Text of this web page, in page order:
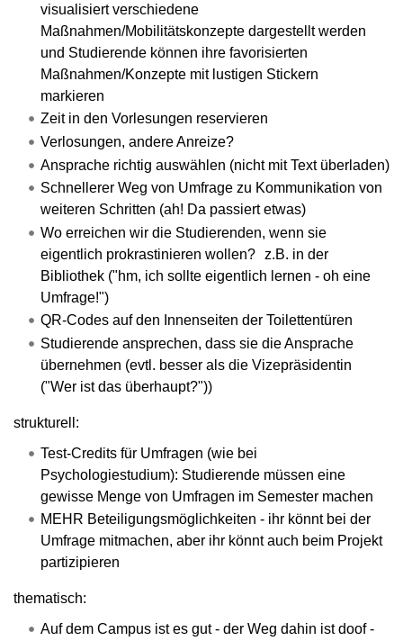
visualisiert verschiedene
Maßnahmen/Mobilitätskonzepte dargestellt werden
und Studierende können ihre favorisierten
Maßnahmen/Konzepte mit lustigen Stickern
markieren
Zeit in den Vorlesungen reservieren
Verlosungen, andere Anreize?
Ansprache richtig auswählen (nicht mit Text überladen)
Schnellerer Weg von Umfrage zu Kommunikation von
weiteren Schritten (ah! Da passiert etwas)
Wo erreichen wir die Studierenden, wenn sie
eigentlich prokrastinieren wollen? z.B. in der
Bibliothek ("hm, ich sollte eigentlich lernen - oh eine
Umfrage!")
QR-Codes auf den Innenseiten der Toilettentüren
Studierende ansprechen, dass sie die Ansprache
übernehmen (evtl. besser als die Vizepräsidentin
("Wer ist das überhaupt?"))
strukturell:
Test-Credits für Umfragen (wie bei
Psychologiestudium): Studierende müssen eine
gewisse Menge von Umfragen im Semester machen
MEHR Beteiligungsmöglichkeiten - ihr könnt bei der
Umfrage mitmachen, aber ihr könnt auch beim Projekt
partizipieren
thematisch:
Auf dem Campus ist es gut - der Weg dahin ist doof -